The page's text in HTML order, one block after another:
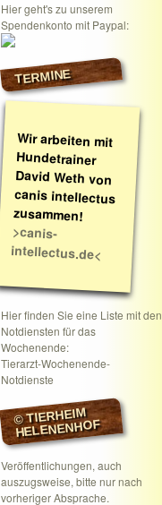
Hier geht's zu unserem
Spendenkonto mit Paypal:
TERMINE
Wir arbeiten mit
Hundetrainer
David Weth von
canis intellectus
zusammen!
>canis-
intellectus.de<
Hier finden Sie eine Liste mit den
Notdiensten für das
Wochenende:
Tierarzt-Wochenende-
Notdienste
© TIERHEIM
HELENENHOF
Veröffentlichungen, auch
auszugsweise, bitte nur nach
vorheriger Absprache.